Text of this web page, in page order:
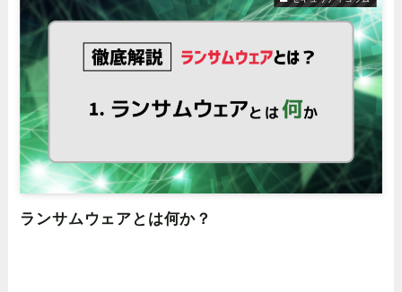
ランサムウェアとは何か？